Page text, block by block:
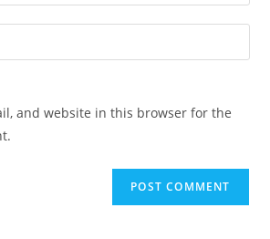
and website in this browser for the